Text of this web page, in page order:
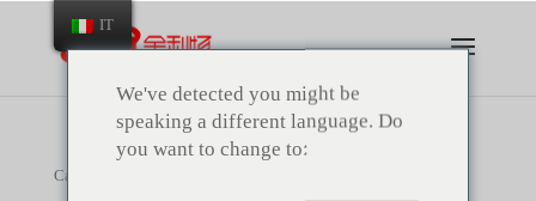
Casa
IT
We've detected you might be
speaking a different language. Do
you want to change to: